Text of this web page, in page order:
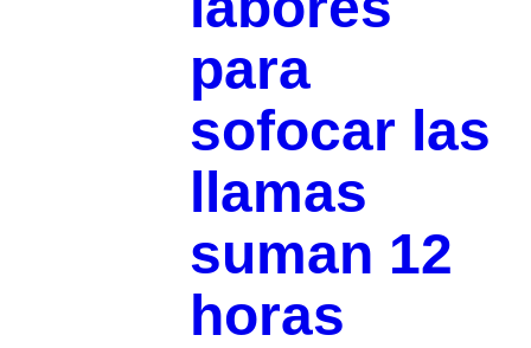
para
sofocar las
llamas
suman 12
horas